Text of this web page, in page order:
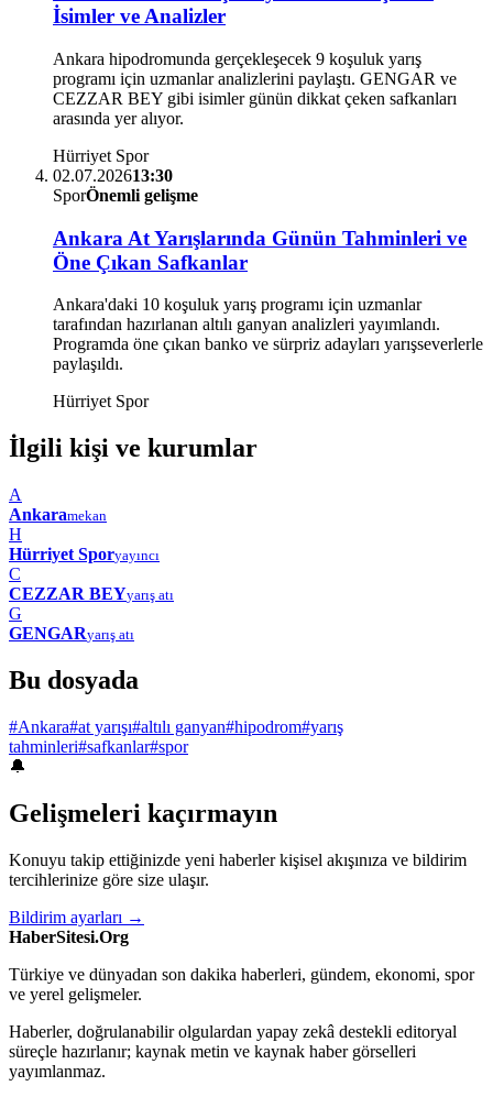
İsimler ve Analizler
Ankara hipodromunda gerçekleşecek 9 koşuluk yarış
programı için uzmanlar analizlerini paylaştı. GENGAR ve
CEZZAR BEY gibi isimler günün dikkat çeken safkanları
arasında yer alıyor.
Hürriyet Spor
02.07.202613:30
SporÖnemli gelişme
Ankara At Yarışlarında Günün Tahminleri ve
Öne Çıkan Safkanlar
Ankara'daki 10 koşuluk yarış programı için uzmanlar
tarafından hazırlanan altılı ganyan analizleri yayımlandı.
Programda öne çıkan banko ve sürpriz adayları yarışseverlerle
paylaşıldı.
Hürriyet Spor
İlgili kişi ve kurumlar
A
Ankaramekan
H
Hürriyet Sporyayıncı
C
CEZZAR BEYyarış atı
G
GENGARyarış atı
Bu dosyada
#Ankara#at yarışı#altılı ganyan#hipodrom#yarış
tahminleri#safkanlar#spor
🔔
Gelişmeleri kaçırmayın
Konuyu takip ettiğinizde yeni haberler kişisel akışınıza ve bildirim
tercihlerinize göre size ulaşır.
Bildirim ayarları →
HaberSitesi.Org
Türkiye ve dünyadan son dakika haberleri, gündem, ekonomi, spor
ve yerel gelişmeler.
Haberler, doğrulanabilir olgulardan yapay zekâ destekli editoryal
süreçle hazırlanır; kaynak metin ve kaynak haber görselleri
yayımlanmaz.